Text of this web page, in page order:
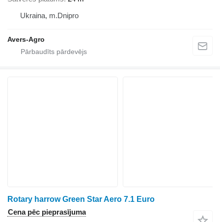
Ukraina, m.Dnipro
Avers-Agro
Rotary harrow Green Star Aero 7.1 Euro
Cena pēc pieprasījuma